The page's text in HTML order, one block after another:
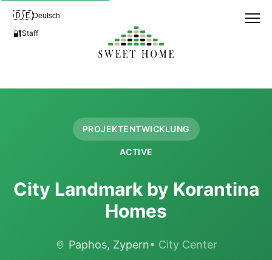
🇩🇪Deutsch
🔐Staff
PROJEKTENTWICKLUNG
ACTIVE
City Landmark by Korantina
Homes
Paphos, Zypern• City Center